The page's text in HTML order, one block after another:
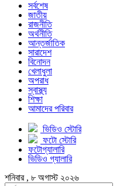
সর্বশেষ
জাতীয়
রাজনীতি
অর্থনীতি
আন্তর্জাতিক
সারাদেশ
বিনোদন
খেলাধুলা
অপরাধ
স্বাস্থ্য
শিক্ষা
আমাদের পরিবার
ভিডিও স্টোরি
ফটো স্টোরি
ফটোগ্যালারি
ভিডিও গ্যালারি
শনিবার , ৮ অগাস্ট ২০২৬